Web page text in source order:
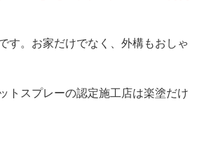
す。お家だけでなく、外構もおしゃ
トスプレーの認定施工店は楽塗だけ